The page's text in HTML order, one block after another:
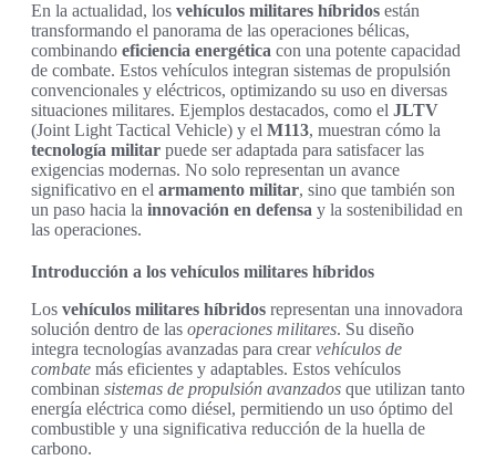
En la actualidad, los vehículos militares híbridos están
transformando el panorama de las operaciones bélicas,
combinando eficiencia energética con una potente capacidad
de combate. Estos vehículos integran sistemas de propulsión
convencionales y eléctricos, optimizando su uso en diversas
situaciones militares. Ejemplos destacados, como el JLTV
(Joint Light Tactical Vehicle) y el M113, muestran cómo la
tecnología militar puede ser adaptada para satisfacer las
exigencias modernas. No solo representan un avance
significativo en el armamento militar, sino que también son
un paso hacia la innovación en defensa y la sostenibilidad en
las operaciones.
Introducción a los vehículos militares híbridos
Los vehículos militares híbridos representan una innovadora
solución dentro de las operaciones militares. Su diseño
integra tecnologías avanzadas para crearvehículos de
combate más eficientes y adaptables. Estos vehículos
combinan sistemas de propulsión avanzados que utilizan tanto
energía eléctrica como diésel, permitiendo un uso óptimo del
combustible y una significativa reducción de la huella de
carbono.